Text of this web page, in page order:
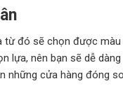
đó sẽ chọn được
lựa, nên bạn sẽ dễ
những cửa hàng đóng